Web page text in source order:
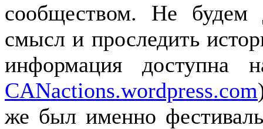
сообществом. Не будем
смысл и проследить
информация доступна
CANactions.wordpress.com
же был именно